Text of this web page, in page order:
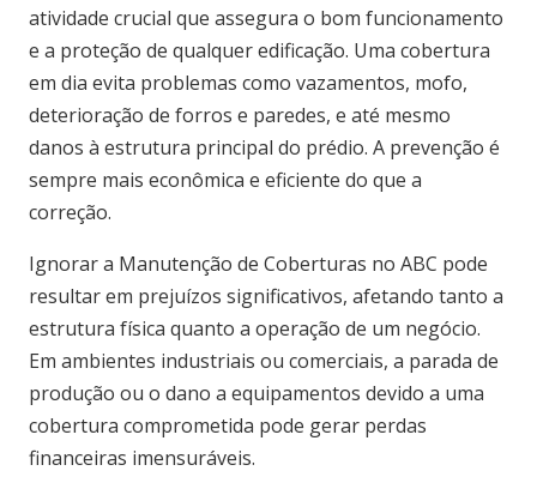
atividade crucial que assegura o bom funcionamento
e a proteção de qualquer edificação. Uma cobertura
em dia evita problemas como vazamentos, mofo,
deterioração de forros e paredes, e até mesmo
danos à estrutura principal do prédio. A prevenção é
sempre mais econômica e eficiente do que a
correção.
Ignorar a Manutenção de Coberturas no ABC pode
resultar em prejuízos significativos, afetando tanto a
estrutura física quanto a operação de um negócio.
Em ambientes industriais ou comerciais, a parada de
produção ou o dano a equipamentos devido a uma
cobertura comprometida pode gerar perdas
financeiras imensuráveis.